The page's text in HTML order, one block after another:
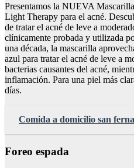
Presentamos la NUEVA
Light Therapy para el acné.
de tratar el acné de leve a
clínicamente probada y utilizada
una década, la mascarilla
azul para tratar el acné de leve a
bacterias causantes del acné,
inflamación. Para una piel más
días.
Comida a domicilio san
Foreo espada